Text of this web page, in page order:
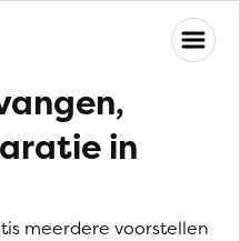
in
meerdere voorstellen